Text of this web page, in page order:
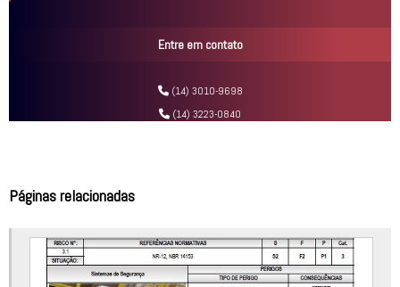
Adequação nr12 serra fita horizontal
Adequação nr12 serra fita vertical
Análise de risco industrial
Análise de risco máquinas e equipamentos
Entre em contato
(14) 3010-9698
(14) 3223-0840
Páginas relacionadas